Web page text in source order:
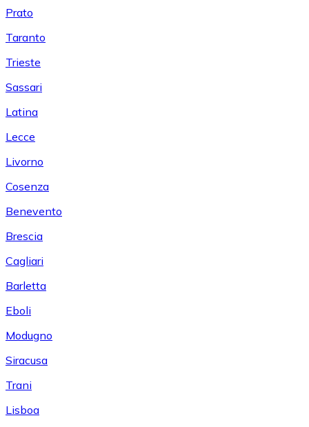
Prato
Taranto
Trieste
Sassari
Latina
Lecce
Livorno
Cosenza
Benevento
Brescia
Cagliari
Barletta
Eboli
Modugno
Siracusa
Trani
Lisboa